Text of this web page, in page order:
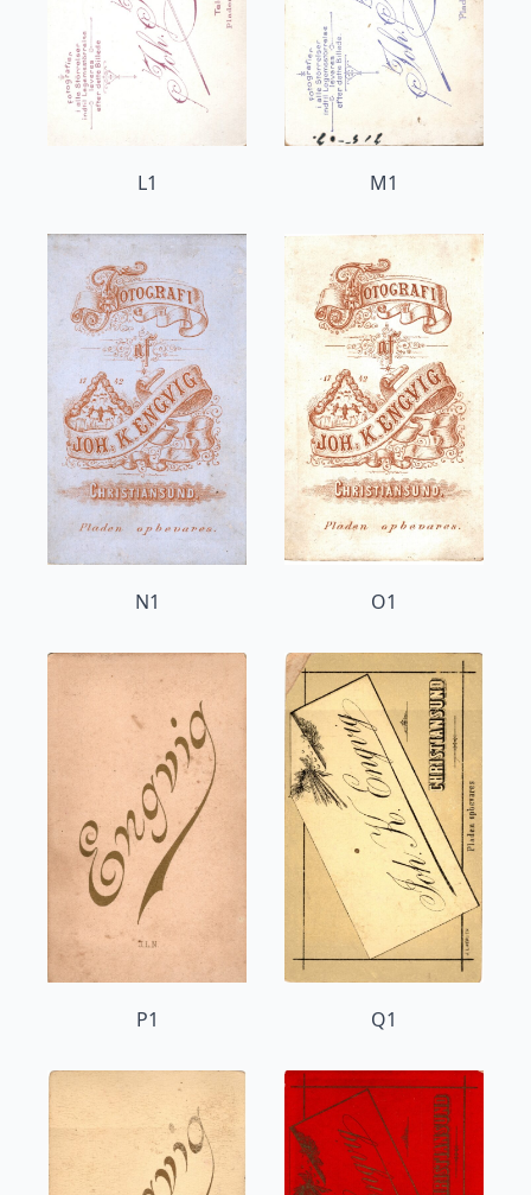
L1 M1
N1 O1
P1 Q1